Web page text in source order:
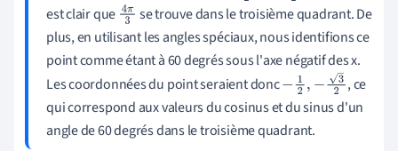
2
2
est clair que 4π
3
se trouve dans le troisième quadrant. De
plus, en utilisant les angles spéciaux, nous identifions ce
point comme étant à 60 degrés sous l'axe négatif des x.
Les coordonnées du point seraient donc−12,− 32
, ce
qui correspond aux valeurs du cosinus et du sinus d'un
angle de 60 degrés dans le troisième quadrant.